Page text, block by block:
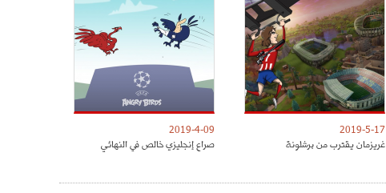
2019-5-17
غريزمان يقترب من برشلونة
2019-4-09
صراع إنجليزي خالص في النهائي